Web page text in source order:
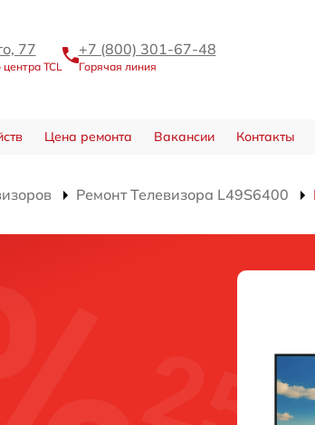
77
TCL
+7 (800) 301-67-48
Горячая линия
Цена ремонта Вакансии Контакты
Ремонт Телевизора L49S6400